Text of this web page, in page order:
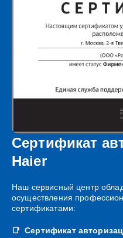
Сертификат
Haier
Наш сервисный центр
осуществления
сертификатами:
Сертификат